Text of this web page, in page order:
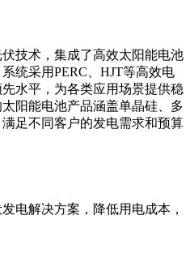
技术，集成了高效太阳能电池
统采用PERC、HJT等高效电
水平，为各类应用场景提供稳
阳能电池产品涵盖单晶硅、多
足不同客户的发电需求和预算
电解决方案，降低用电成本，